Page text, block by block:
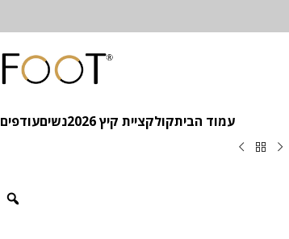
עמוד הביתקולקציית קיץ 2026 נשיםעודפים